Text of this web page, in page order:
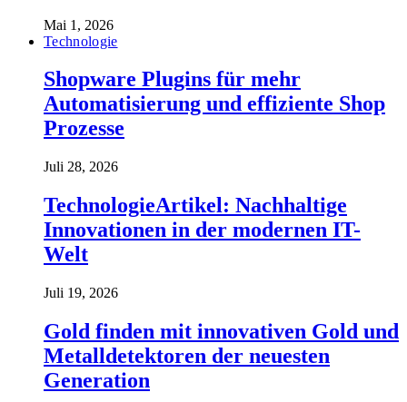
Mai 1, 2026
Technologie
Shopware Plugins für mehr
Automatisierung und effiziente Shop
Prozesse
Juli 28, 2026
TechnologieArtikel: Nachhaltige
Innovationen in der modernen IT-
Welt
Juli 19, 2026
Gold finden mit innovativen Gold und
Metalldetektoren der neuesten
Generation